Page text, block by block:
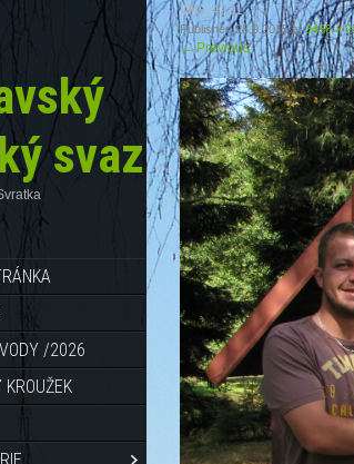
svaz
/2026
KROUŽEK
IMG_4221
Published28.9.2015at3456 ×
←Previous